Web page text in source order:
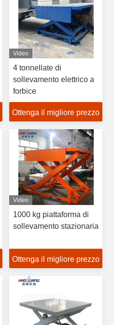
Video
4 tonnellate di
sollevamento elettrico a
forbice
Ottenga il migliore prezzo
Video
1000 kg piattaforma di
sollevamento stazionaria
Ottenga il migliore prezzo